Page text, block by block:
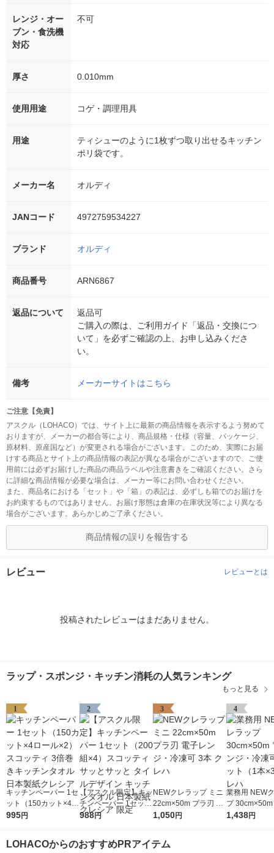
レンジ・オー
ブン・食洗機
対応
不可
厚さ 0.010mm
使用用途 コゲ・調理用具
用途
ティシューのように1枚ずつ取り出せるキッチン
ポリ袋です。
メーカー名 オルディ
JANコード 4972759534227
ブランド オルディ
商品番号 ARN6867
返品について
返品可
ご購入の際は、ご利用ガイド「返品・交換につ
いて」を必ずご確認の上、お申し込みくださ
い。
備考 メーカーサイトはこちら
ご注意【免責】
アスクル（LOHACO）では、サイト上に最新の商品情報を表示するよう努めて
おりますが、メーカーの都合等により、商品規格・仕様（容量、パッケージ、
原材料、原産国など）が変更される場合がございます。このため、実際にお届
けする商品とサイト上の商品情報の表記が異なる場合がございますので、ご使
用前には必ずお届けした商品の商品ラベルや注意書きをご確認ください。さら
に詳細な商品情報が必要な場合は、メーカー等にお問い合わせください。
また、商品名における「セット」や「箱」の表記は、必ずしも箱でのお届けを
お約束するものではありません。お届け形態は倉庫の在庫状況等により異なる
場合がございます。あらかじめご了承ください。
商品情報の誤りを報告する
レビュー レビューとは
投稿されたレビューはまだありません。
ラップ・スポンジ・キッチン消耗の人気ランキング
もっと見る
1
キッチンペーパー 1セ
ット（150カット×4ロ
ール×2） スコッティ
995円
2
【アスクル限定】キッ
チンペーパー 1セット
（200組×4）スコッテ
タオル 日本製紙クレ
988円
3
NEWクレラップ ミニ
22cm×50m プラ刃 電
子レンジ・冷凍可 3本
1,050円
4
業務用 NEW
プ
ンジ・冷凍可
1,438円
LOHACOからのおすすめPRアイテム